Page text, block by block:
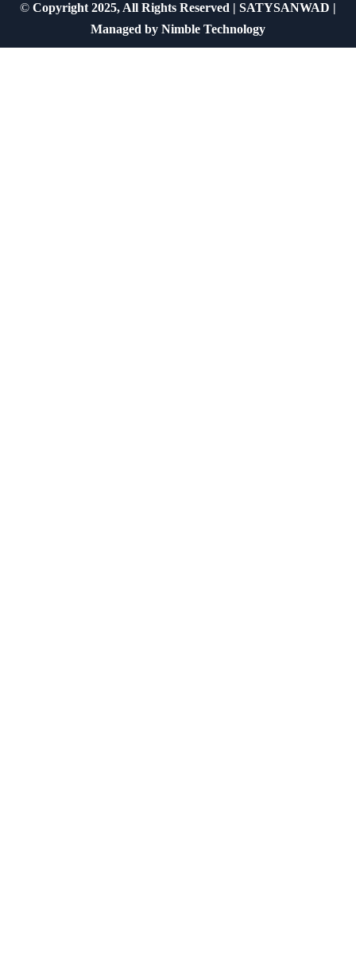
© Copyright 2025, All Rights Reserved | SATYSANWAD |
Managed by Nimble Technology